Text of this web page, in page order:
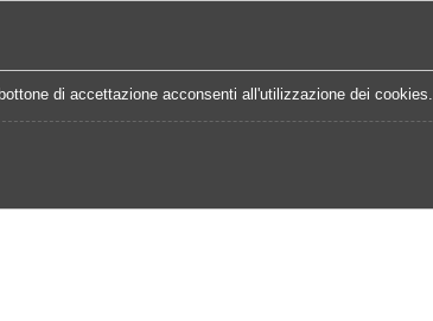
di accettazione acconsenti all'utilizzazione dei cookies.